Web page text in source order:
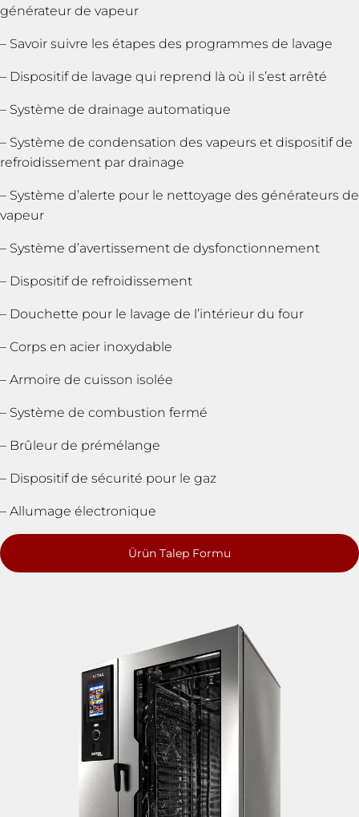
générateur de vapeur
– Savoir suivre les étapes des programmes de lavage
– Dispositif de lavage qui reprend là où il s’est arrêté
– Système de drainage automatique
– Système de condensation des vapeurs et dispositif de
refroidissement par drainage
– Système d’alerte pour le nettoyage des générateurs de
vapeur
– Système d’avertissement de dysfonctionnement
– Dispositif de refroidissement
– Douchette pour le lavage de l’intérieur du four
– Corps en acier inoxydable
– Armoire de cuisson isolée
– Système de combustion fermé
– Brûleur de prémélange
– Dispositif de sécurité pour le gaz
– Allumage électronique
Ürün Talep Formu